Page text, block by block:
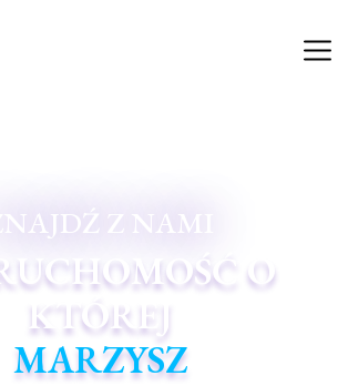
ZNAJDŹ Z NAMI
O
KTÓREJ
MARZYSZ